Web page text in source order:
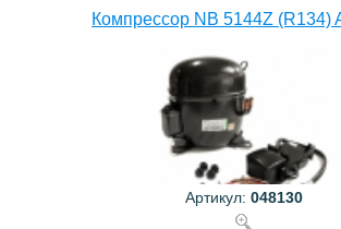
Компрессор NB 5144Z (R134)
Артикул: 048130